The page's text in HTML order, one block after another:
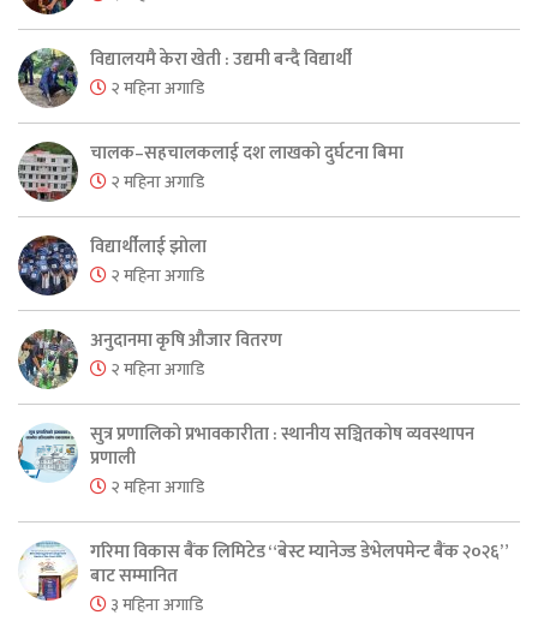
विद्यालयमै केरा खेती : उद्यमी बन्दै विद्यार्थी
२ महिना अगाडि
चालक–सहचालकलाई दश लाखको दुर्घटना बिमा
२ महिना अगाडि
विद्यार्थीलाई झोला
२ महिना अगाडि
अनुदानमा कृषि औजार वितरण
२ महिना अगाडि
सुत्र प्रणालिको प्रभावकारीता : स्थानीय सञ्चितकोष व्यवस्थापन
प्रणाली
२ महिना अगाडि
गरिमा विकास बैंक लिमिटेड “बेस्ट म्यानेज्ड डेभेलपमेन्ट बैंक २०२६”
बाट सम्मानित
३ महिना अगाडि